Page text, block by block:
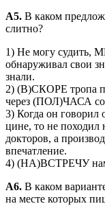
A5. В каком
слитно?
1) Не могу судить,
обнаруживал свои
знали.
2) (В)СКОРЕ тропа
через (ПОЛ)ЧАСА
3) Когда он
цине, то не походил
докторов, а
впечатление.
4) (НА)ВСТРЕЧУ
А6. В каком
на месте которых